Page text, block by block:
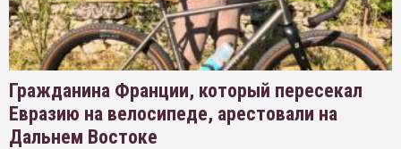
Гражданина Франции, который пересекал
Евразию на велосипеде, арестовали на
Дальнем Востоке